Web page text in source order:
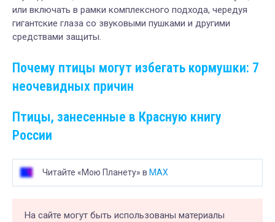
или включать в рамки комплексного подхода, чередуя
гигантские глаза со звуковыми пушками и другими
средствами защиты.
Почему птицы могут избегать кормушки: 7
неочевидных причин
Птицы, занесенные в Красную книгу
России
Читайте «Мою Планету» в MAX
На сайте могут быть использованы материалы